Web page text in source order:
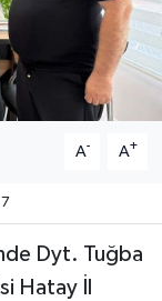
A- A+
Dyt. Tuğba
Hatay İl